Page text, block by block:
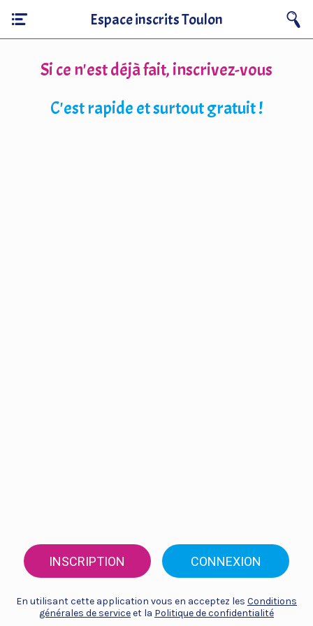
Espace inscrits Toulon
Si ce n'est déjà fait, inscrivez-vous
C'est rapide et surtout gratuit !
INSCRIPTION CONNEXION
En utilisant cette application vous en acceptez les Conditions
générales de serviceet la Politique de confidentialité